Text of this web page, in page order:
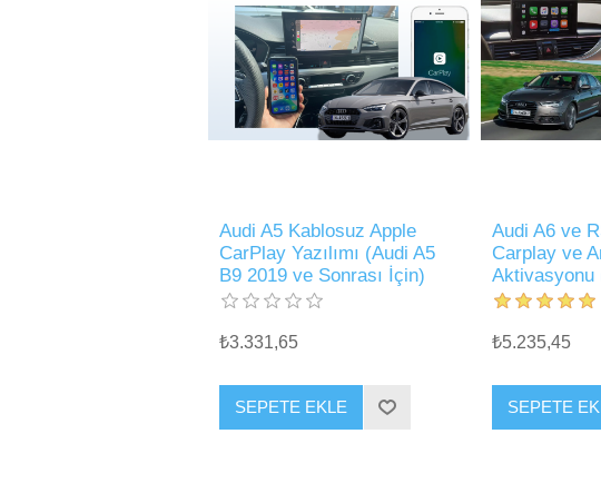
Audi A5 Kablosuz Apple
CarPlay Yazılımı (Audi A5
B9 2019 ve Sonrası İçin)
₺3.331,65
SEPETE EKLE
Audi A6 ve
Carplay ve
Aktivasyonu
₺5.235,45
SEPETE